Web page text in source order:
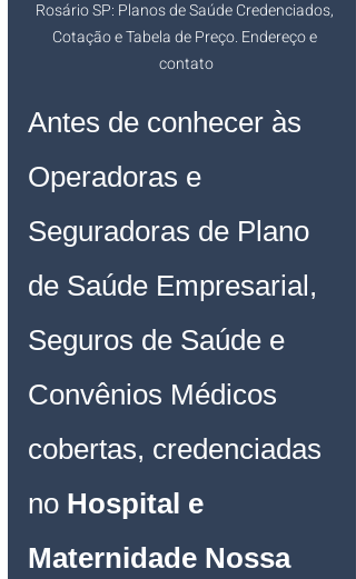
Rosário SP: Planos de Saúde Credenciados,
Cotação e Tabela de Preço. Endereço e
contato
Antes de conhecer às
Operadoras e
Seguradoras de Plano
de Saúde Empresarial,
Seguros de Saúde e
Convênios Médicos
cobertas, credenciadas
no Hospital e
Maternidade Nossa